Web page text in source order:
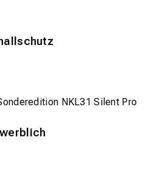
NKL31 Silent Pro